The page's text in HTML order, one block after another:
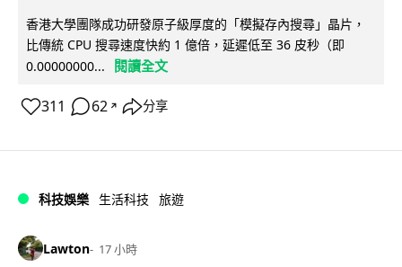
香港大學團隊成功研發原子級厚度的「模擬存內搜尋」晶片，
比傳統 CPU 搜尋速度快約 1 億倍，延遲低至 36 皮秒（即
0.00000000...
閱讀全文
311 62 ↗ 分享
科技娛樂 生活科技 旅遊
Lawton 17 小時